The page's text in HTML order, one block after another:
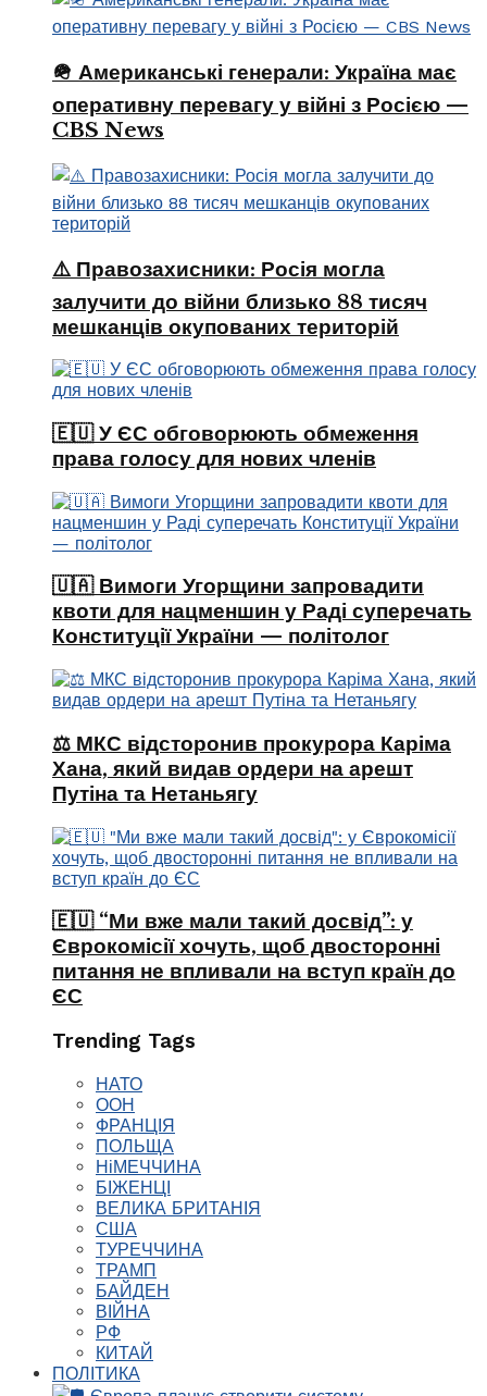
🪖 Американські генерали: Україна має
оперативну перевагу у війні з Росією —
CBS News
⚠️ Правозахисники: Росія могла
залучити до війни близько 88 тисяч
мешканців окупованих територій
🇪🇺 У ЄС обговорюють обмеження
права голосу для нових членів
🇺🇦 Вимоги Угорщини запровадити
квоти для нацменшин у Раді суперечать
Конституції України — політолог
⚖️ МКС відсторонив прокурора Каріма
Хана, який видав ордери на арешт
Путіна та Нетаньягу
🇪🇺 “Ми вже мали такий досвід”: у
Єврокомісії хочуть, щоб двосторонні
питання не впливали на вступ країн до
ЄС
Trending Tags
НАТО
ООН
ФРАНЦІЯ
ПОЛЬЩА
НіМЕЧЧИНА
БІЖЕНЦІ
ВЕЛИКА БРИТАНІЯ
США
ТУРЕЧЧИНА
ТРАМП
БАЙДЕН
ВІЙНА
РФ
КИТАЙ
ПОЛІТИКА